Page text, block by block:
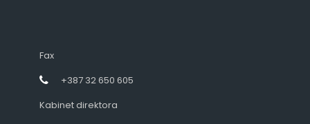
Fax
+387 32 650 605
Kabinet direktora